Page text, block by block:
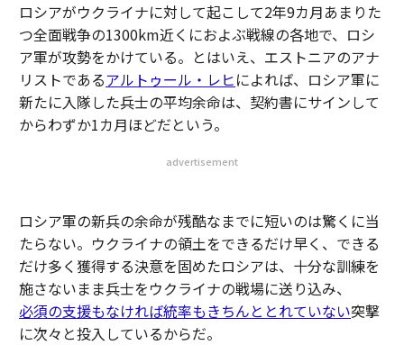
ロシアがウクライナに対して起こして2年9カ月あまりた
つ全面戦争の1300km近くにおよぶ戦線の各地で、ロシ
ア軍が攻勢をかけている。とはいえ、エストニアのアナ
リストであるアルトゥール・レヒによれば、ロシア軍に
新たに入隊した兵士の平均余命は、契約書にサインして
からわずか1カ月ほどだという。
advertisement
ロシア軍の新兵の余命が残酷なまでに短いのは驚くに当
たらない。ウクライナの領土をできるだけ早く、できる
だけ多く獲得する決意を固めたロシアは、十分な訓練を
施さないまま兵士をウクライナの戦場に送り込み、
必須の支援もなければ統率もきちんととれていない突撃
に次々と投入しているからだ。